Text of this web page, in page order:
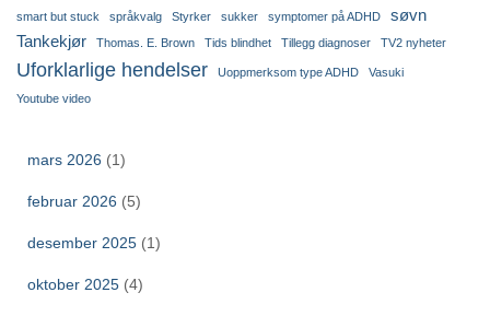
smart but stuck
språkvalg Styrker sukker symptomer på ADHD
søvn
Tankekjør
Thomas. E. Brown Tids blindhet Tillegg diagnoser TV2 nyheter
Uforklarlige hendelser Uoppmerksom type ADHD
Vasuki
Youtube video
mars 2026 (1)
februar 2026 (5)
desember 2025 (1)
oktober 2025 (4)